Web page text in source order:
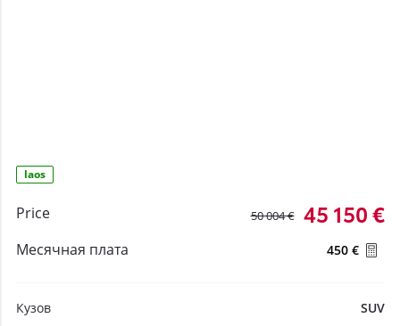
laos
Price 50 004 € 45 150 €
Месячная плата 450 €
Кузов SUV